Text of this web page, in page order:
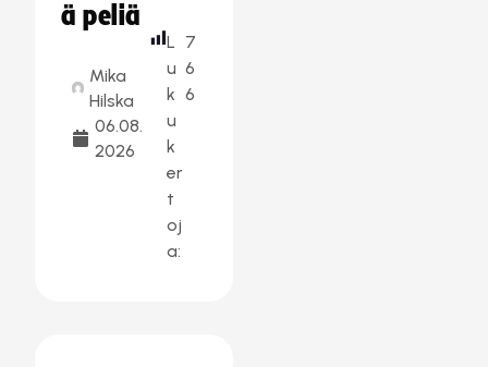
ä peliä
Mika
Hilska
06.08.
2026
L
u
k
u
k
er
t
oj
a:
7
6
6